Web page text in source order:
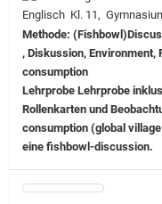
Englisch Kl. 11,
Methode:
, Diskussion, Environment,
consumption
Lehrprobe Lehrprobe
Rollenkarten und
consumption (global
eine fishbowl-discussion.